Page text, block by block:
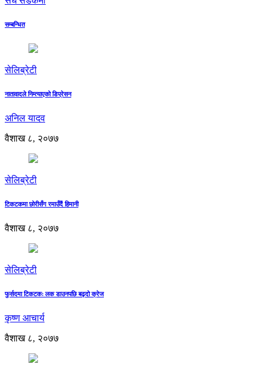
सम्बन्धित
सेलिब्रेटी
नातावादले निम्त्याएको डिप्रेसन
अनिल यादव
वैशाख ८, २०७७
सेलिब्रेटी
टिकटकमा छोरीसँग रमाउँदैं हिमानी
वैशाख ८, २०७७
सेलिब्रेटी
फुर्सदमा टिकटकः लक डाउनपछि बढ्दो क्रेज
कृष्ण आचार्य
वैशाख ८, २०७७